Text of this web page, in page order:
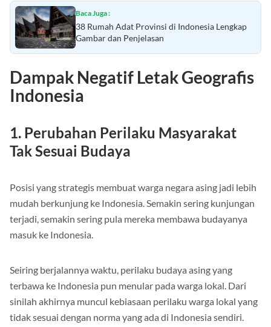
Baca Juga :
38 Rumah Adat Provinsi di Indonesia Lengkap
Gambar dan Penjelasan
Dampak Negatif Letak Geografis
Indonesia
1. Perubahan Perilaku Masyarakat
Tak Sesuai Budaya
Posisi yang strategis membuat warga negara asing jadi lebih
mudah berkunjung ke Indonesia. Semakin sering kunjungan
terjadi, semakin sering pula mereka membawa budayanya
masuk ke Indonesia.
Seiring berjalannya waktu, perilaku budaya asing yang
terbawa ke Indonesia pun menular pada warga lokal. Dari
sinilah akhirnya muncul kebiasaan perilaku warga lokal yang
tidak sesuai dengan norma yang ada di Indonesia sendiri.